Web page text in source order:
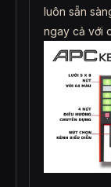
luôn sẵn
ngay cả với